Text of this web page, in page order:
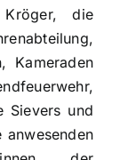
Kröger, die
Kameraden
Sievers und